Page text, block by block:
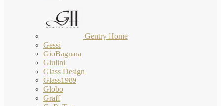
Gentry Home
Gessi
GioBagnara
Giulini
Glass Design
Glass1989
Globo
Graff